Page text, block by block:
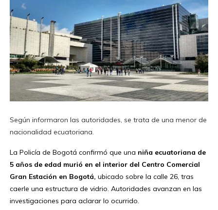
Según informaron las autoridades, se trata de una menor de
nacionalidad ecuatoriana.
La Policía de Bogotá confirmó que una niña ecuatoriana de
5 años de edad murió en el interior del Centro Comercial
Gran Estación en Bogotá, ubicado sobre la calle 26, tras
caerle una estructura de vidrio. Autoridades avanzan en las
investigaciones para aclarar lo ocurrido.